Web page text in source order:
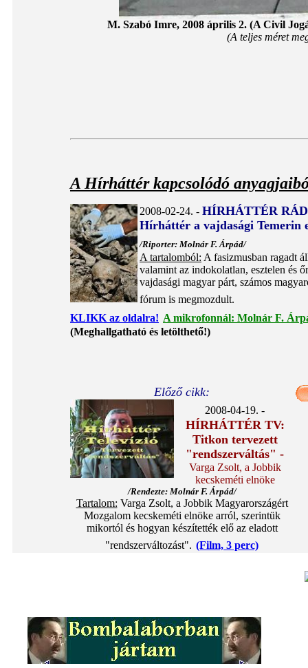
M. Szabó Imre, 2008 április 2. (A Civil
(A teljes méret
A Hírháttér kapcsolódó
2008-02-24. - HÍRHÁTTÉR
Hírháttér a vajdasági Temerin
/Riporter: Molnár F. Árpád/
A tartalomból: A fasizmusban ragadt
valamint az indokolatlan, esztelen és
vajdasági magyar párt, számos
fórum is megmozdult.
KLIKK az oldalra! A mikrofonnál: Molnár F.
(Meghallgatható és letölthető!)
Előző cikk:
2008-04-19. -
HÍRHÁTTÉR TV:
Titkon tervezett
"rendszerváltás" -
Varga Zsolt, a Jobbik
kecskeméti elnöke
/Rendezte: Molnár F. Árpád/
Tartalom: Varga Zsolt, a Jobbik Magyarországért
Mozgalom kecskeméti elnöke arról, szerintük
mikortól és hogyan készítették elő az eladott
"rendszerváltozást". (Film, 3 perc)